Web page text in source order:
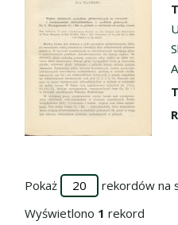
Pokaż
rekordów na
Wyświetlono 1 rekord